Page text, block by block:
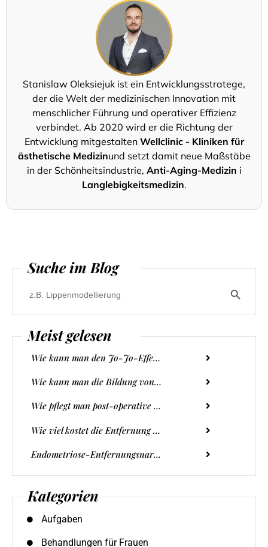
Stanislaw Oleksiejuk ist ein Entwicklungsstratege,
der die Welt der medizinischen Innovation mit
menschlicher Führung und operativer Effizienz
verbindet. Ab 2020 wird er die Richtung der
Entwicklung mitgestalten Wellclinic - Kliniken für
ästhetische Medizinund setzt damit neue Maßstäbe
in der Schönheitsindustrie, Anti-Aging-Medizin i
Langlebigkeitsmedizin.
Suche im Blog
for:
Meist gelesen
Wie kann man den Jo-Jo-Effekt beim Abnehmen vermeiden?
Wie kann man die Bildung von Haarkurven verhindern?
Wie pflegt man post-operative Narben? 7 Tipps zum Verschwinden von Narben￼.
Wie viel kostet die Entfernung von Narben?
Endometriose-Entfernungsnarbe - wie lässt sie sich wirksam entfernen?
Kategorien
Aufgaben
Behandlungen für Frauen